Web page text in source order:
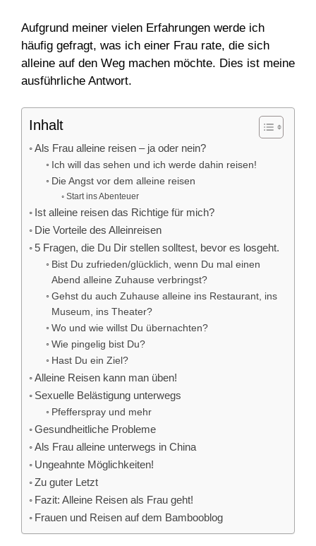
Aufgrund meiner vielen Erfahrungen werde ich
häufig gefragt, was ich einer Frau rate, die sich
alleine auf den Weg machen möchte. Dies ist meine
ausführliche Antwort.
Inhalt
Als Frau alleine reisen – ja oder nein?
Ich will das sehen und ich werde dahin reisen!
Die Angst vor dem alleine reisen
Start ins Abenteuer
Ist alleine reisen das Richtige für mich?
Die Vorteile des Alleinreisen
5 Fragen, die Du Dir stellen solltest, bevor es losgeht.
Bist Du zufrieden/glücklich, wenn Du mal einen
Abend alleine Zuhause verbringst?
Gehst du auch Zuhause alleine ins Restaurant, ins
Museum, ins Theater?
Wo und wie willst Du übernachten?
Wie pingelig bist Du?
Hast Du ein Ziel?
Alleine Reisen kann man üben!
Sexuelle Belästigung unterwegs
Pfefferspray und mehr
Gesundheitliche Probleme
Als Frau alleine unterwegs in China
Ungeahnte Möglichkeiten!
Zu guter Letzt
Fazit: Alleine Reisen als Frau geht!
Frauen und Reisen auf dem Bambooblog